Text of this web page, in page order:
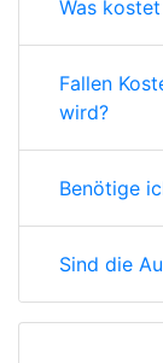
Was
Fallen
wird?
Benötige
Sind die